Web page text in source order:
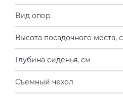
Вид опор
Высота посадочного места,
Глубина сиденья, см
Съемный чехол